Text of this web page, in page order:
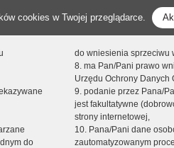
cookies w Twojej przeglądarce.
do
do wniesienia sprzeciwu
8. ma Pan/Pani prawo
Urzędu Ochrony Danych
9. podanie przez Pana/
jest fakultatywne
strony internetowej,
10. Pana/Pani dane
zautomatyzowanym